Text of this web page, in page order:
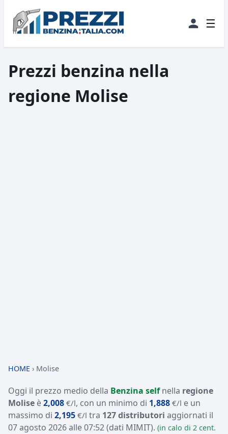
☰
Prezzi benzina nella
regione Molise
HOME › Molise
Oggi il prezzo medio della Benzina selfnella regione
Molise è2,008 €/l, con un minimo di 1,888 €/l e un
massimo di 2,195 €/l tra 127 distributori aggiornati il
07 agosto 2026 alle 07:52(dati MIMIT). (in calo di 2 cent.